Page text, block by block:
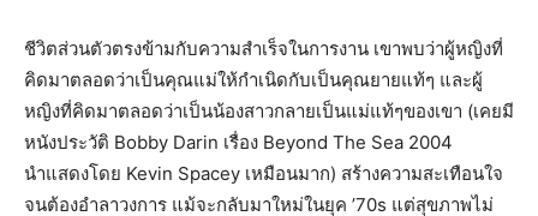
ชีวิตส่วนตัวตรงข้ามกับความสำเร็จในการงาน เขาพบว่าผู้หญิงที่
คิดมาตลอดว่าเป็นคุณแม่ให้กำเนิดกับเป็นคุณยายแท้ๆ และผู้
หญิงที่คิดมาตลอดว่าเป็นน้องสาวกลายเป็นแม่แท้ๆของเขา (เคยมี
หนังประวัติ Bobby Darin เรื่อง Beyond The Sea 2004
นำแสดงโดย Kevin Spacey เหมือนมาก) สร้างความสะเทือนใจ
จนต้องอำลาวงการ แม้จะกลับมาใหม่ในยุค ’70s แต่สุขภาพไม่